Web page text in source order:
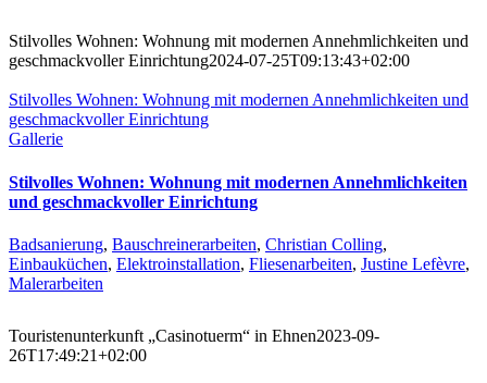
Stilvolles Wohnen: Wohnung mit modernen Annehmlichkeiten und
geschmackvoller Einrichtung2024-07-25T09:13:43+02:00
Stilvolles Wohnen: Wohnung mit modernen Annehmlichkeiten und
geschmackvoller Einrichtung
Gallerie
Stilvolles Wohnen: Wohnung mit modernen Annehmlichkeiten
und geschmackvoller Einrichtung
Badsanierung, Bauschreinerarbeiten, Christian Colling,
Einbauküchen, Elektroinstallation, Fliesenarbeiten, Justine Lefèvre,
Malerarbeiten
Touristenunterkunft „Casinotuerm“ in Ehnen2023-09-
26T17:49:21+02:00